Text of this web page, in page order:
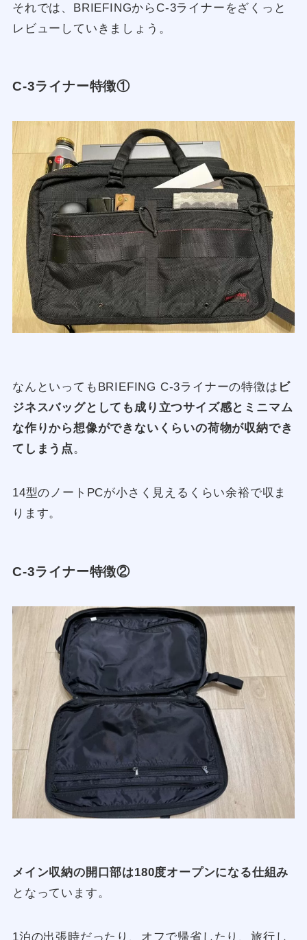
それでは、BRIEFINGからC-3ライナーをざくっと
レビューしていきましょう。
C-3ライナー特徴①
なんといってもBRIEFING C-3ライナーの特徴は ビ
ジネスバッグとしても成り立つサイズ感とミニマム
な作りから想像ができないくらいの荷物が収納でき
てしまう点。
14型のノートPCが小さく見えるくらい余裕で収ま
ります。
C-3ライナー特徴②
メイン収納の開口部は180度オープンになる仕組み
となっています。
1泊の出張時だったり、オフで帰省したり、旅行し